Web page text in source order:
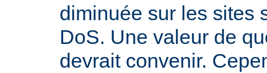
diminuée sur les sites
DoS. Une valeur de
devrait convenir.